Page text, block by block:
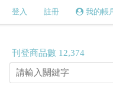
登入 註冊 我的帳
刊登商品數 12,374